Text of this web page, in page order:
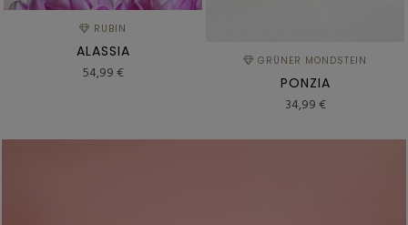
RUBIN
ALASSIA
54,99 €
GRÜNER MONDSTEIN
PONZIA
34,99 €